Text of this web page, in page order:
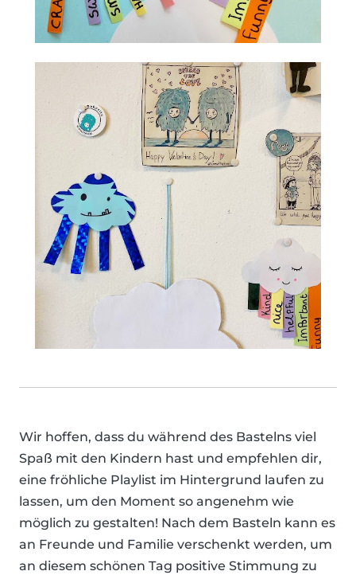
Wir hoffen, dass du während des Bastelns viel
Spaß mit den Kindern hast und empfehlen dir,
eine fröhliche Playlist im Hintergrund laufen zu
lassen, um den Moment so angenehm wie
möglich zu gestalten! Nach dem Basteln kann es
an Freunde und Familie verschenkt werden, um
an diesem schönen Tag positive Stimmung zu